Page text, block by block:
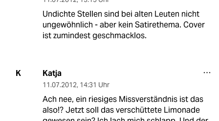
Undichte Stellen sind bei alten Leuten nicht
ungewöhnlich - aber kein Satirethema. Cover
ist zumindest geschmacklos.
K Katja
11.07.2012, 14:31 Uhr
Ach nee, ein riesiges Missverständnis ist das
also!? Jetzt soll das verschüttete Limonade